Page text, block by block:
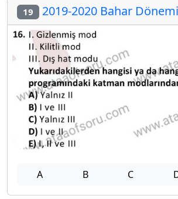
19 2019-2020 Bahar Dönemi
A B C